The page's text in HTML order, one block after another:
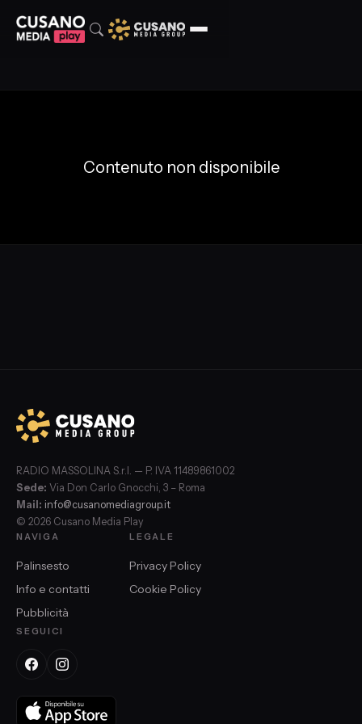
Contenuto non disponibile
RADIO MASSOLINA S.r.l. — P. IVA 11489861002
Sede: Via Don Carlo Gnocchi, 3 – Roma
Mail: info@cusanomediagroup.it
© 2026 Cusano Media Play
NAVIGA
Palinsesto
Info e contatti
Pubblicità
LEGALE
Privacy Policy
Cookie Policy
SEGUICI